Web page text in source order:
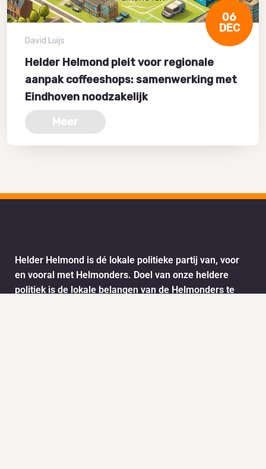
06
DEC
David Luijs
Helder Helmond pleit voor regionale
aanpak coffeeshops: samenwerking met
Eindhoven noodzakelijk
Meer
Helder Helmond is dé lokale politieke partij van, voor
en vooral met Helmonders. Doel van onze heldere
politiek is de lokale belangen van de Helmonders te